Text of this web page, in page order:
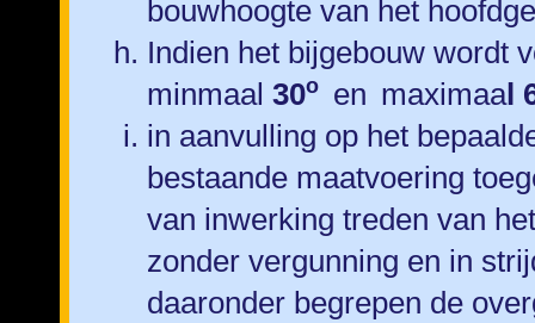
bouwhoogte van het
Indien het bijgebouw wordt
minmaal 30o en maximaal
in aanvulling op het
bestaande maatvoering
van inwerking treden van
zonder vergunning en in
daaronder begrepen de